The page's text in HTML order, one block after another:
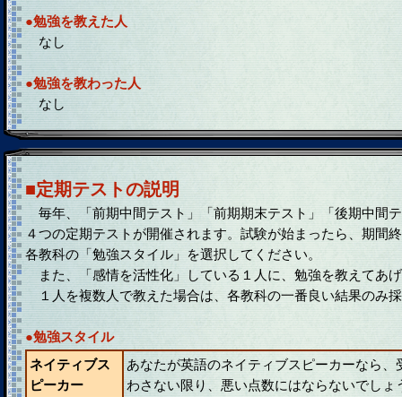
●勉強を教えた人
なし
●勉強を教わった人
なし
■定期テストの説明
毎年、「前期中間テスト」「前期期末テスト」「後期中間
４つの定期テストが開催されます。試験が始まったら、期間
各教科の「勉強スタイル」を選択してください。
また、「感情を活性化」している１人に、勉強を教えてあ
１人を複数人で教えた場合は、各教科の一番良い結果のみ
●勉強スタイル
ネイティブス
ピーカー
あなたが英語のネイティブスピーカーなら
わさない限り、悪い点数にはならないでしょ